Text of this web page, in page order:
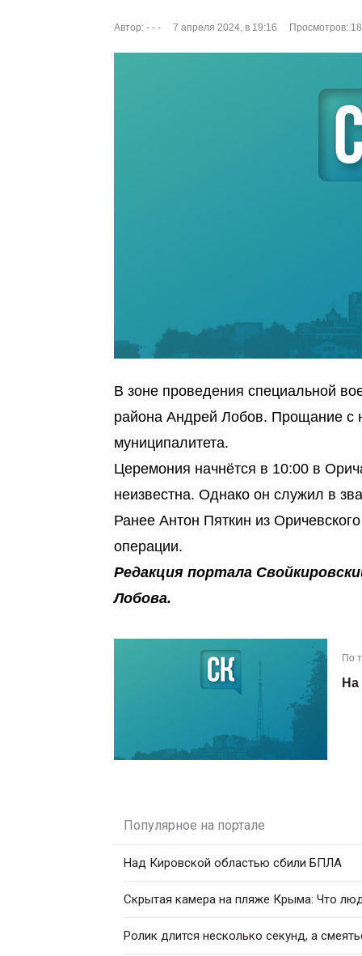
Автор: - - - 7 апреля 2024, в 19:16 Просмотров:
В зоне проведения специальной
района Андрей Лобов. Прощание с
муниципалитета.
Церемония начнётся в 10:00 в
неизвестна. Однако он служил в
Ранее Антон Пяткин из
операции.
Редакция портала
Лобова.
По
Популярное на портале
Над Кировской областью сбили БПЛА
Скрытая камера на пляже Крыма: Что
Ролик длится несколько секунд, а